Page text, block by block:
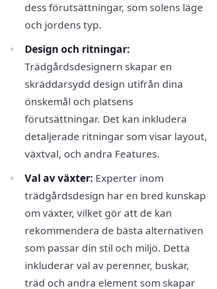
dess förutsättningar, som solens läge
och jordens typ.
Design och ritningar:
Trädgårdsdesignern skapar en
skräddarsydd design utifrån dina
önskemål och platsens
förutsättningar. Det kan inkludera
detaljerade ritningar som visar layout,
växtval, och andra Features.
Val av växter: Experter inom
trädgårdsdesign har en bred kunskap
om växter, vilket gör att de kan
rekommendera de bästa alternativen
som passar din stil och miljö. Detta
inkluderar val av perenner, buskar,
träd och andra element som skapar